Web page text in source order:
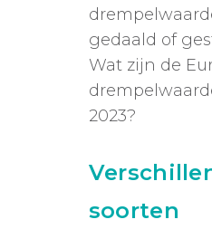
gedaald of
Wat zijn de
2023?
soorten